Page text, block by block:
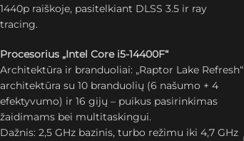
1440p raiškoje, pasitelkiant DLSS 3.5 ir ray
tracing.
Procesorius „Intel Core i5-14400F“
Architektūra ir branduoliai: „Raptor Lake Refresh“
architektūra su 10 branduolių (6 našumo + 4
efektyvumo) ir 16 gijų – puikus pasirinkimas
žaidimams bei multitaskingui.
Dažnis: 2,5 GHz bazinis, turbo režimu iki 4,7 GHz